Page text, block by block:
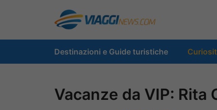
contenuto
Destinazioni e Guide turistiche
Vacanze da VIP: Rita